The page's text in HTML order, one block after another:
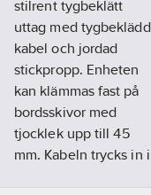
stilrent tygbeklätt
uttag med tygbeklädd
kabel och jordad
stickpropp. Enheten
kan klämmas fast på
bordsskivor med
tjocklek upp till 45
mm. Kabeln trycks in i